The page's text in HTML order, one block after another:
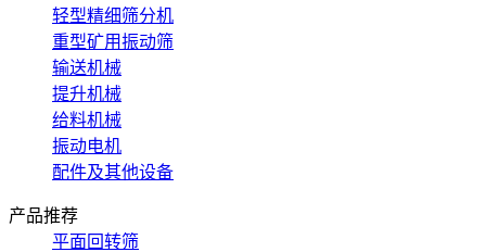
轻型精细筛分机
重型矿用振动筛
输送机械
提升机械
给料机械
振动电机
配件及其他设备
产品推荐
平面回转筛